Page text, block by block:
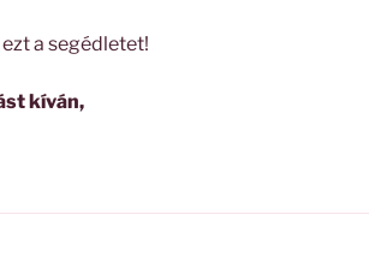
a segédletet!
kíván,